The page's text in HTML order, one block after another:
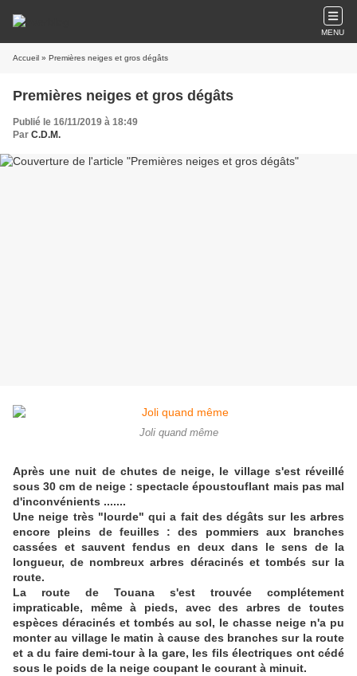
MENU
Accueil » Premières neiges et gros dégâts
Premières neiges et gros dégâts
Publié le 16/11/2019 à 18:49
Par C.D.M.
Joli quand même
Après une nuit de chutes de neige, le village s'est réveillé
sous 30 cm de neige : spectacle époustouflant mais pas mal
d'inconvénients .......
Une neige très "lourde" qui a fait des dégâts sur les arbres
encore pleins de feuilles : des pommiers aux branches
cassées et sauvent fendus en deux dans le sens de la
longueur, de nombreux arbres déracinés et tombés sur la
route.
La route de Touana s'est trouvée complétement
impraticable, même à pieds, avec des arbres de toutes
espèces déracinés et tombés au sol, le chasse neige n'a pu
monter au village le matin à cause des branches sur la route
et a du faire demi-tour à la gare, les fils électriques ont cédé
sous le poids de la neige coupant le courant à minuit.